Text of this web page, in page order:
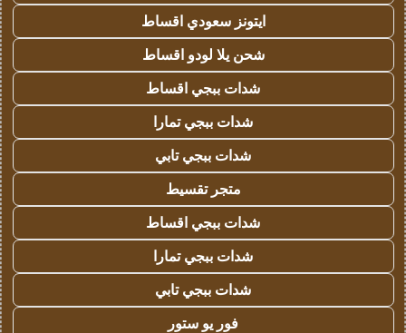
ايتونز سعودي اقساط
شحن يلا لودو اقساط
شدات ببجي اقساط
شدات ببجي تمارا
شدات ببجي تابي
متجر تقسيط
شدات ببجي اقساط
شدات ببجي تمارا
شدات ببجي تابي
فور يو ستور